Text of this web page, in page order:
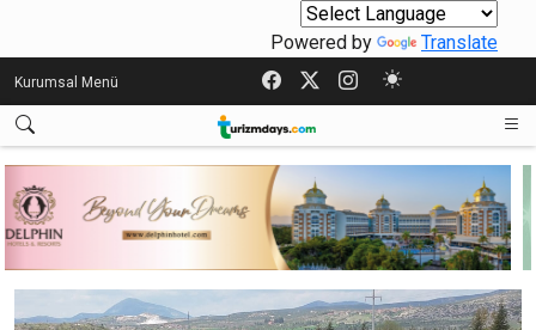
Powered by Translate
Kurumsal Menü